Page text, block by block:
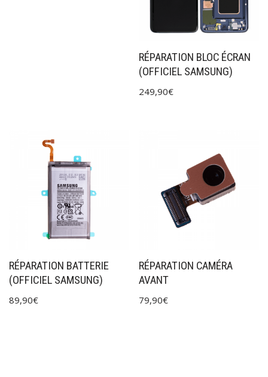
RÉPARATION BLOC ÉCRAN
(OFFICIEL SAMSUNG)
249,90€
RÉPARATION BATTERIE
(OFFICIEL SAMSUNG)
89,90€
RÉPARATION CAMÉRA
AVANT
79,90€